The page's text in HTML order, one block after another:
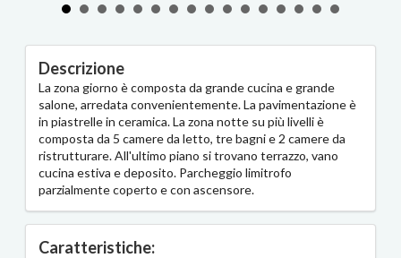
Descrizione
La zona giorno è composta da grande cucina e grande
salone, arredata convenientemente. La pavimentazione è
in piastrelle in ceramica. La zona notte su più livelli è
composta da 5 camere da letto, tre bagni e 2 camere da
ristrutturare. All'ultimo piano si trovano terrazzo, vano
cucina estiva e deposito. Parcheggio limitrofo
parzialmente coperto e con ascensore.
Caratteristiche: